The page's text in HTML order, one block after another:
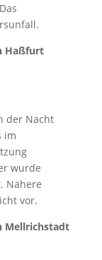
Haßfurt
der Nacht
im
wurde
Nähere
vor.
Mellrichstadt